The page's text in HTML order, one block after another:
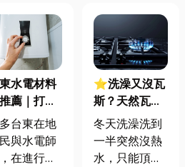
水電材料
薦｜打造
耐用的居
境
台東在地
與水電師
在進行居
⭐洗澡又沒瓦
斯？天然瓦斯
是什麼、費用
怎麼算？家庭
能源選擇與配
冬天洗澡洗到
一半突然沒熱
水，只能頂著